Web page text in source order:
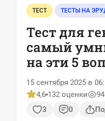
ТЕСТ ТЕСТЫ НА
Тест для
самый
на эти 5
15 сентября 2025 в
4,6 132 оценки
3
0